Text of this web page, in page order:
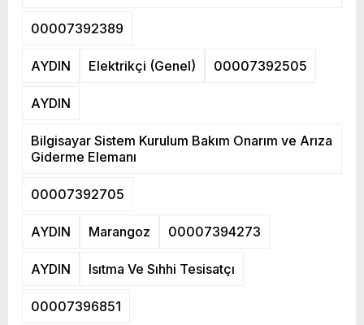
00007392389
AYDIN Elektrikçi (Genel) 00007392505
AYDIN
Bilgisayar Sistem Kurulum Bakım Onarım ve Arıza
Giderme Elemanı
00007392705
AYDIN Marangoz 00007394273
AYDIN Isıtma Ve Sıhhi Tesisatçı
00007396851